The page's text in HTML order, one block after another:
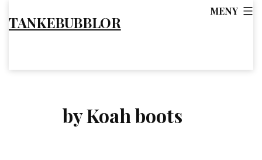
tillTANKEBUBBLOR
MENY
by Koah boots